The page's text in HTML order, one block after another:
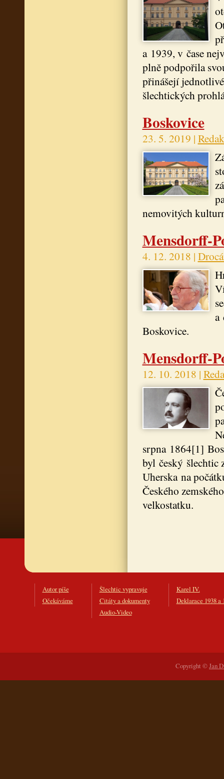
a 1939, v čase
plně podpořila
přinášejí
šlechtických
Boskovice
23. 5. 2019 |
nemovitých
Mensdorff-
4. 12. 2018 |
a
Boskovice.
Mensdorff-
12. 10. 2018 |
srpna 1864[1]
byl český šlechtic
Uherska na
Českého
velkostatku.
Autor píše
Očekáváme
Šlechtic vypravuje
Citáty a dokumenty
Audio-Video
Karel IV.
Deklarace 1938 a
Copyright ©Jan